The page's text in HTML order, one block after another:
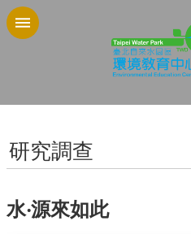
跳到主要內容區塊
研究調查
水‧源來如此